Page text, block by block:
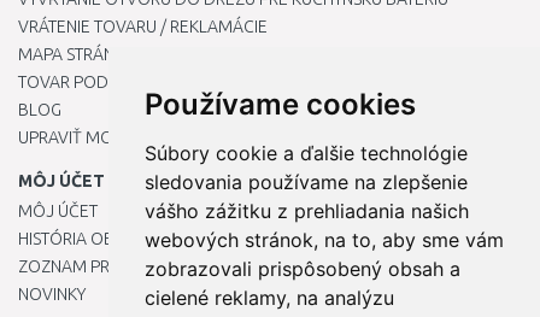
Používame cookies
Súbory cookie a ďalšie technológie
sledovania používame na zlepšenie
vášho zážitku z prehliadania našich
webových stránok, na to, aby sme vám
zobrazovali prispôsobený obsah a
cielené reklamy, na analýzu
VRÁTENIE TOVARU / REKLAMÁCIE
MAPA STRÁNOK
TOVAR PODĽA ZNAČIEK
BLOG
UPRAVIŤ MOJE PREDVOĽBY COOKIES
MÔJ ÚČET
MÔJ ÚČET
HISTÓRIA OBJEDNÁVOK
ZOZNAM PRIANÍ
NOVINKY